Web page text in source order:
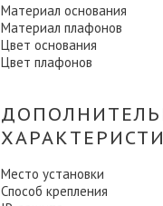
Материал основания
Материал плафонов
Цвет основания
Цвет плафонов
Место установки
Способ крепления